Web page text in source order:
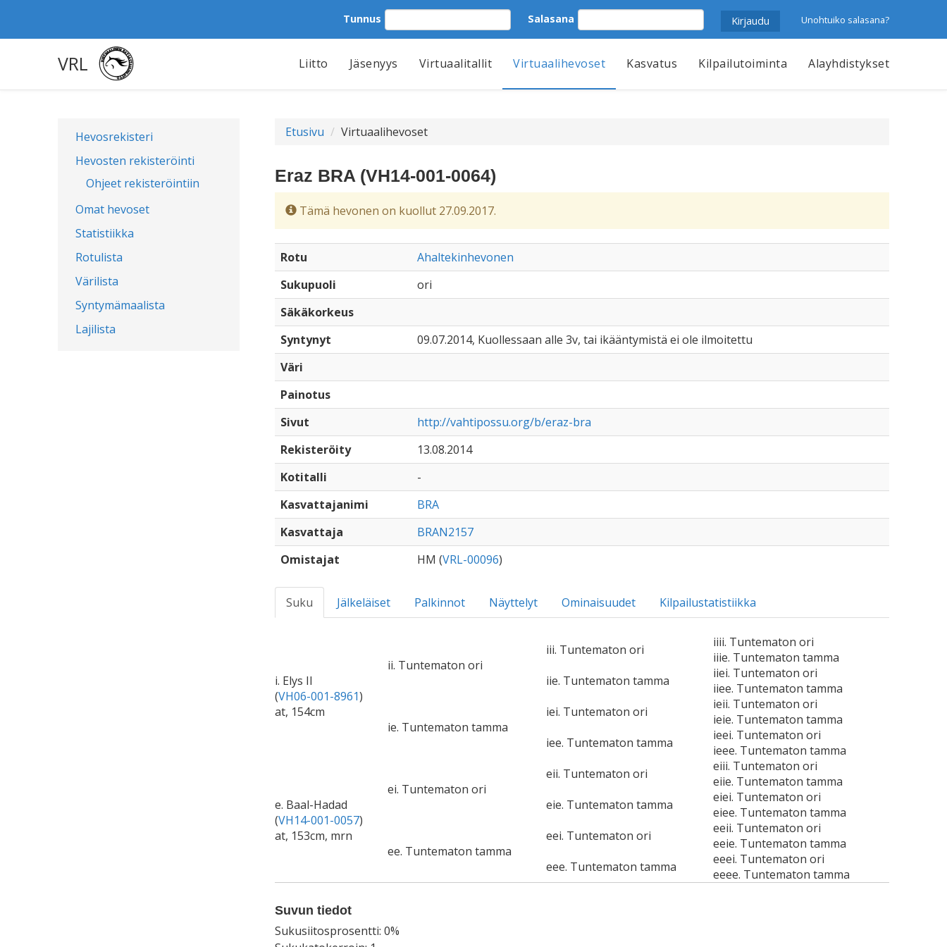
Tunnus Salasana Unohtuiko salasana?
VRL Liitto Jäsenyys Virtuaalitallit Virtuaalihevoset Kasvatus Kilpailutoiminta Alayhdistykset
Hevosrekisteri
Hevosten rekisteröinti
Ohjeet rekisteröintiin
Omat hevoset
Statistiikka
Rotulista
Värilista
Syntymämaalista
Lajilista
Etusivu Virtuaalihevoset
Eraz BRA (VH14-001-0064)
Tämä hevonen on kuollut 27.09.2017.
Rotu
Ahaltekinhevonen
Sukupuoli
ori
Säkäkorkeus
Syntynyt
09.07.2014, Kuollessaan alle 3v, tai ikääntymistä ei ole ilmoitettu
Väri
Painotus
Sivut
http://vahtipossu.org/b/eraz-bra
Rekisteröity
13.08.2014
Kotitalli
-
Kasvattajanimi
BRA
Kasvattaja
BRAN2157
Omistajat
HM (VRL-00096)
Suku Jälkeläiset Palkinnot Näyttelyt Ominaisuudet Kilpailustatistiikka
i. Elys II
(VH06-001-8961)
at, 154cm
ii. Tuntematon ori
iii. Tuntematon ori
iiii. Tuntematon ori
iiie. Tuntematon tamma
iie. Tuntematon tamma
iiei. Tuntematon ori
iiee. Tuntematon tamma
ie. Tuntematon tamma
iei. Tuntematon ori
ieii. Tuntematon ori
ieie. Tuntematon tamma
iee. Tuntematon tamma
ieei. Tuntematon ori
ieee. Tuntematon tamma
e. Baal-Hadad
(VH14-001-0057)
at, 153cm, mrn
ei. Tuntematon ori
eii. Tuntematon ori
eiii. Tuntematon ori
eiie. Tuntematon tamma
eie. Tuntematon tamma
eiei. Tuntematon ori
eiee. Tuntematon tamma
ee. Tuntematon tamma
eei. Tuntematon ori
eeii. Tuntematon ori
eeie. Tuntematon tamma
eee. Tuntematon tamma
eeei. Tuntematon ori
eeee. Tuntematon tamma
Suvun tiedot
Sukusiitosprosentti: 0%